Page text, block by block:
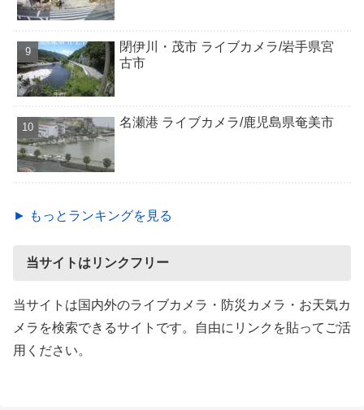
閉伊川・茂市 ライブカメラ/岩手県宮
古市
名瀬港 ライブカメラ/鹿児島県奄美市
► もっとランキングを見る
当サイトはリンクフリー
当サイトは国内外のライブカメラ・防災カメラ・お天気カ
メラを検索できるサイトです。自由にリンクを貼ってご活
用ください。